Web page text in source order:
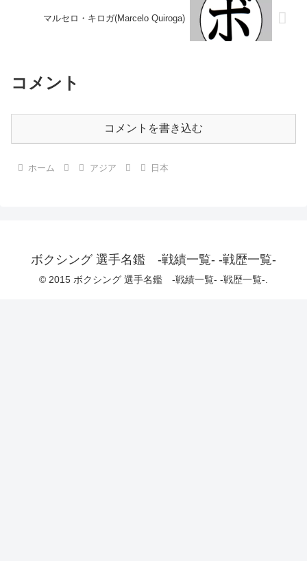
マルセロ・キロガ(Marcelo Quiroga)
コメント
コメントを書き込む
ホーム アジア 日本
ボクシング 選手名鑑 -戦績一覧- -戦歴一覧-
© 2015 ボクシング 選手名鑑 -戦績一覧- -戦歴一覧-.